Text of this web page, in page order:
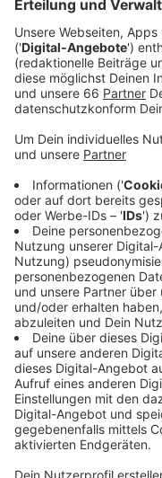
der Fernverkehr
Veröffentlicht:Freitag,
Anzeige
Die Bahn arbeitet
den Rhein-Ruhr-
Bauphase. Bis zum
zwischen
nicht fahren, hier
Regionalexpress-
ebenso die
Düsseldorf und Köln
Bis Freitag (4.
zwischen
den Linien S8, S28,
Ersatzbusse im